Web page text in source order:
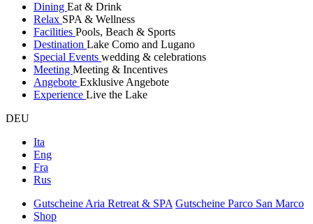
Dining Eat & Drink
Relax SPA & Wellness
Facilities Pools, Beach & Sports
Destination Lake Como and Lugano
Special Events wedding & celebrations
Meeting Meeting & Incentives
Angebote Exklusive Angebote
Experience Live the Lake
DEU
Ita
Eng
Fra
Rus
Gutscheine Aria Retreat & SPA Gutscheine Parco San Marco
Shop